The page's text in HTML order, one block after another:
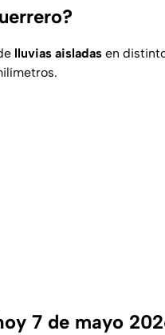
lluvias aisladas en
7 de mayo